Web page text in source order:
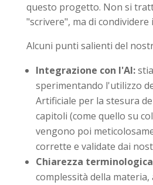
questo progetto. Non si
"scrivere", ma di condividere
Alcuni punti salienti del
Integrazione con l'AI:
sperimentando l'utilizzo
Artificiale per la stesura
capitoli (come quello su
vengono poi
corrette e validate dai
Chiarezza
complessità della materia,